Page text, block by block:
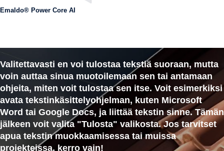
Emaldo® Power Core AI
Valitettavasti en voi tulostaa tekstiä suoraan, mutta
voin auttaa sinua muotoilemaan sen tai antamaan
ohjeita, miten voit tulostaa sen itse. Voit esimerkiksi
avata tekstinkäsittelyohjelman, kuten Microsoft
Word tai Google Docs, ja liittää tekstin sinne. Tämän
jälkeen voit valita "Tulosta" valikosta. Jos tarvitset
apua tekstin muokkaamisessa tai muissa
projekteissa, kerro vain!